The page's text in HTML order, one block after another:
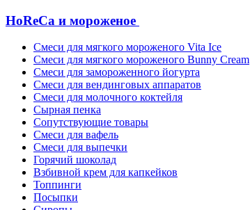
HoReCa и мороженое
Смеси для мягкого мороженого Vita Ice
Смеси для мягкого мороженого Bunny Cream
Смеси для замороженного йогурта
Смеси для вендинговых аппаратов
Смеси для молочного коктейля
Сырная пенка
Сопутствующие товары
Смеси для вафель
Смеси для выпечки
Горячий шоколад
Взбивной крем для капкейков
Топпинги
Посыпки